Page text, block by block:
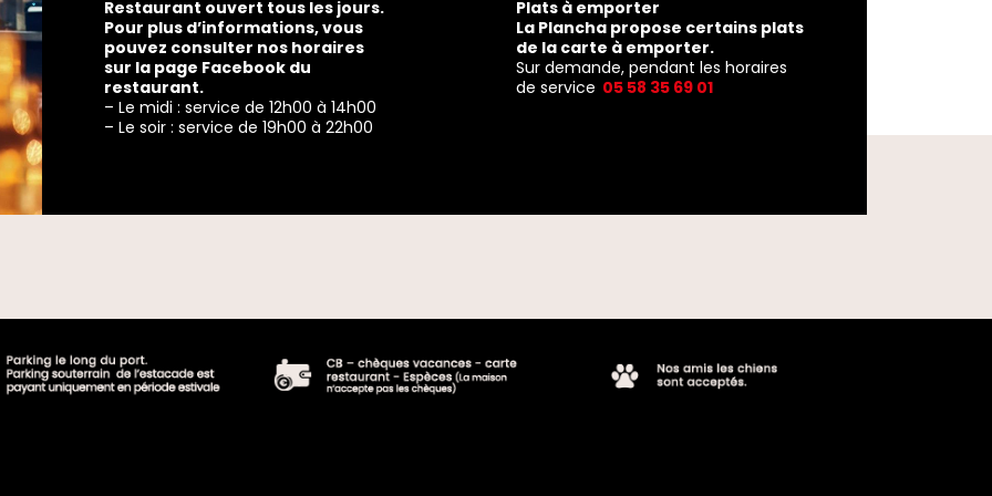
Restaurant ouvert tous les jours.
Pour plus d’informations, vous
pouvez consulter nos horaires
sur la page Facebook du
restaurant.
– Le midi : service de 12h00 à 14h00
– Le soir : service de 19h00 à 22h00
Plats à emporter
La Plancha propose certains plats
de la carte à emporter.
Sur demande, pendant les horaires
de service 05 58 35 69 01